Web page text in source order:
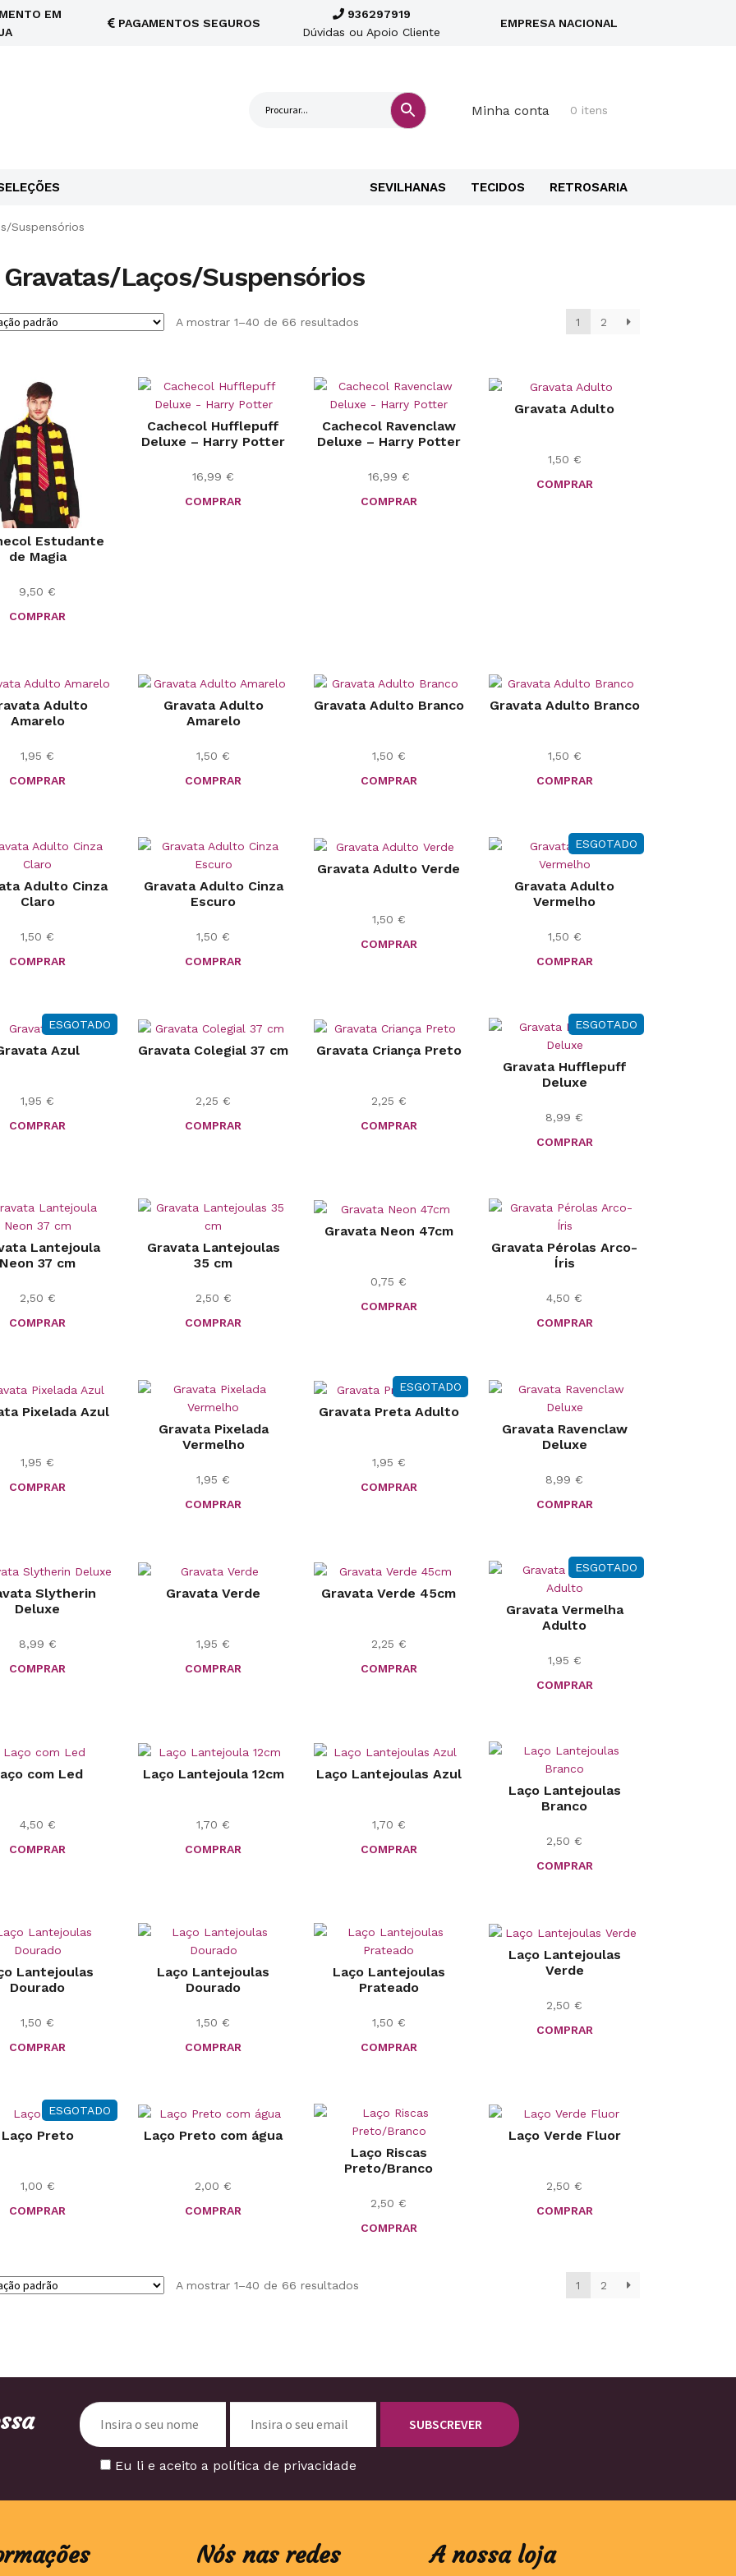
EM
PAGAMENTOS SEGUROS
936297919
Dúvidas ou Apoio Cliente
EMPRESA NACIONAL
Minha conta 0 itens
SEVILHANAS TECIDOS RETROSARIA
Suspensórios
Gravatas/Laços/Suspensórios
A mostrar 1–40 de 66 resultados 1 2
Estudante
de Magia
9,50€
COMPRAR
Cachecol Hufflepuff
Deluxe – Harry Potter
16,99€
COMPRAR
Cachecol Ravenclaw
Deluxe – Harry Potter
16,99 €
COMPRAR
Gravata Adulto
1,50 €
COMPRAR
Adulto
Amarelo
1,95€
COMPRAR
Gravata Adulto
Amarelo
1,50€
COMPRAR
Gravata Adulto Branco
1,50 €
COMPRAR
Gravata Adulto Branco
1,50 €
COMPRAR
Adulto Cinza
Claro
1,50€
COMPRAR
Gravata Adulto Cinza
Escuro
1,50€
COMPRAR
Gravata Adulto Verde
1,50 €
COMPRAR
ESGOTADO
Gravata Adulto
Vermelho
1,50 €
COMPRAR
ESGOTADO
Azul
1,95€
COMPRAR
Gravata Colegial 37 cm
2,25€
COMPRAR
Gravata Criança Preto
2,25 €
COMPRAR
ESGOTADO
Gravata Hufflepuff
Deluxe
8,99€
COMPRAR
Lantejoula
Neon 37 cm
2,50 €
COMPRAR
Gravata Lantejoulas
35 cm
2,50 €
COMPRAR
Gravata Neon 47cm
0,75€
COMPRAR
Gravata Pérolas Arco-
Íris
4,50€
COMPRAR
Pixelada Azul
1,95€
COMPRAR
Gravata Pixelada
Vermelho
1,95€
COMPRAR
ESGOTADO
Gravata Preta Adulto
1,95 €
COMPRAR
Gravata Ravenclaw
Deluxe
8,99€
COMPRAR
Slytherin
Deluxe
8,99 €
COMPRAR
Gravata Verde
1,95€
COMPRAR
Gravata Verde 45cm
2,25 €
COMPRAR
ESGOTADO
Gravata Vermelha
Adulto
1,95 €
COMPRAR
com Led
4,50 €
COMPRAR
Laço Lantejoula 12cm
1,70€
COMPRAR
Laço Lantejoulas Azul
1,70 €
COMPRAR
Laço Lantejoulas
Branco
2,50€
COMPRAR
Lantejoulas
Dourado
1,50€
COMPRAR
Laço Lantejoulas
Dourado
1,50€
COMPRAR
Laço Lantejoulas
Prateado
1,50 €
COMPRAR
Laço Lantejoulas
Verde
2,50€
COMPRAR
ESGOTADO
Laço Preto
1,00 €
COMPRAR
Laço Preto com água
2,00€
COMPRAR
Laço Riscas
Preto/Branco
2,50€
COMPRAR
Laço Verde Fluor
2,50€
COMPRAR
A mostrar 1–40 de 66 resultados 1 2
Eu li e aceito a política de privacidade
Nós nas redes A nossa loja